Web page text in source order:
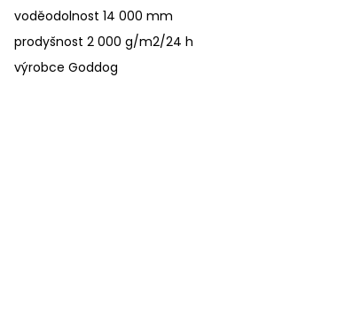
voděodolnost 14 000 mm
prodyšnost 2 000 g/m2/24 h
výrobce Goddog